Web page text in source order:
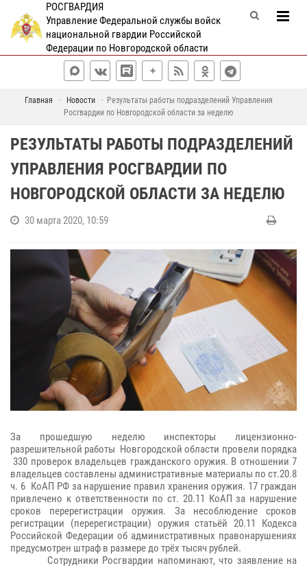
РОСГВАРДИЯ
Управление Федеральной службы войск
национальной гвардии Российской
Федерации по Новгородской области
Главная Новости
Результаты работы подразделений Управления
Росгвардии по Новгородской области за неделю
РЕЗУЛЬТАТЫ РАБОТЫ ПОДРАЗДЕЛЕНИЙ
УПРАВЛЕНИЯ РОСГВАРДИИ ПО
НОВГОРОДСКОЙ ОБЛАСТИ ЗА НЕДЕЛЮ
30 марта 2020, 10:59
За прошедшую неделю инспекторы лицензионно-
разрешительной работы Новгородской области провели порядка
330 проверок владельцев гражданского оружия. В отношении 7
владельцев составлены административные материалы по ст.20.8
ч. 6 КоАП РФ за нарушение правил хранения оружия. 17 граждан
привлечено к ответственности по ст. 20.11 КоАП за нарушение
сроков перерегистрации оружия. За несоблюдение сроков
регистрации (перерегистрации) оружия статьёй 20.11 Кодекса
Российской Федерации об административных правонарушениях
предусмотрен штраф в размере до трёх тысяч рублей.
Сотрудники Росгвардии напоминают, что заявление на